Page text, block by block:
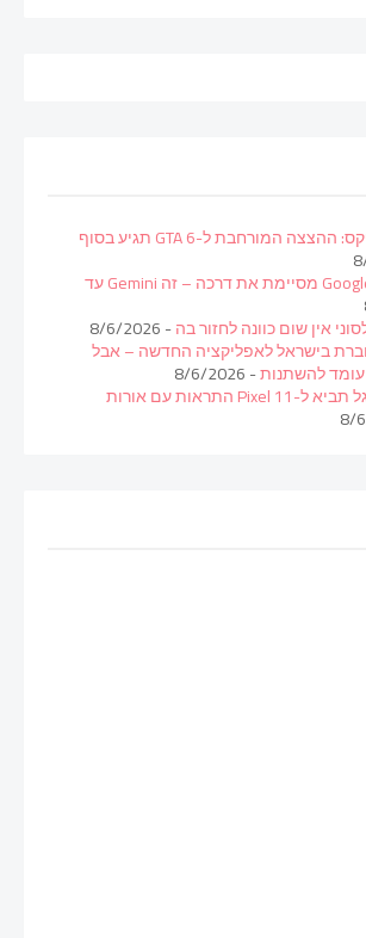
בבלעדיות בנטפליקס: ההצצה המורחבת ל-GTA 6 תגיע בסוף
רשמי: Google Assistant מסיימת את דרכה – זה Gemini עד
אין שום כוונה לחזור בה- 8/6/2026
בישראל לאפליקציה החדשה – אבל
להשתנות- 8/6/2026
לא רק Nothing: גוגל תביא ל-Pixel 11 התראות עם אורות